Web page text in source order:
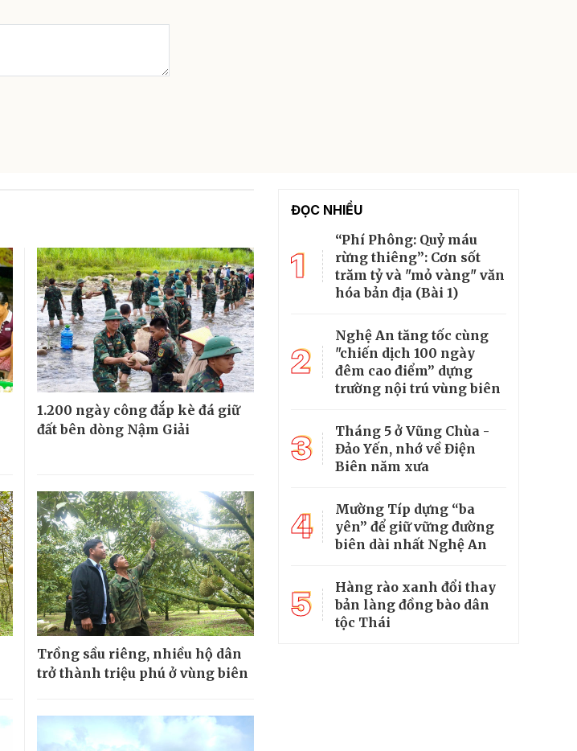
1.200 ngày công đắp kè đá giữ
đất bên dòng Nậm Giải
Trồng sầu riêng, nhiều hộ dân
trở thành triệu phú ở vùng biên
ĐỌC NHIỀU
1
“Phí Phông: Quỷ máu
rừng thiêng”: Cơn sốt
trăm tỷ và "mỏ vàng" văn
hóa bản địa (Bài 1)
2
Nghệ An tăng tốc cùng
"chiến dịch 100 ngày
đêm cao điểm” dựng
trường nội trú vùng biên
3
Tháng 5 ở Vũng Chùa -
Đảo Yến, nhớ về Điện
Biên năm xưa
4
Mường Típ dựng “ba
yên” để giữ vững đường
biên dài nhất Nghệ An
5
Hàng rào xanh đổi thay
bản làng đồng bào dân
tộc Thái